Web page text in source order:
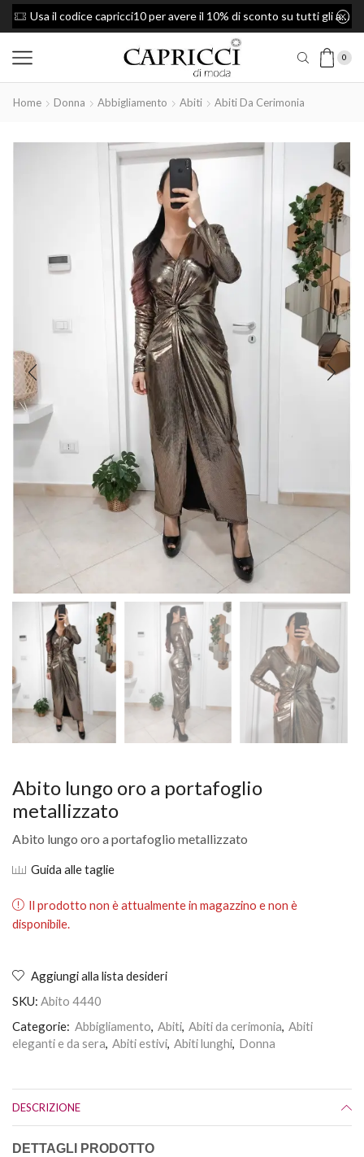
Usa il codice capricci10 per avere il 10% di sconto su tutti gli articoli
0
Home Donna Abbigliamento Abiti Abiti Da Cerimonia
Abito lungo oro a portafoglio
metallizzato
Abito lungo oro a portafoglio metallizzato
Guida alle taglie
Il prodotto non è attualmente in magazzino e non è
disponibile.
Aggiungi alla lista desideri
SKU: Abito 4440
Categorie: Abbigliamento, Abiti, Abiti da cerimonia, Abiti
eleganti e da sera, Abiti estivi, Abiti lunghi, Donna
DESCRIZIONE
DETTAGLI PRODOTTO